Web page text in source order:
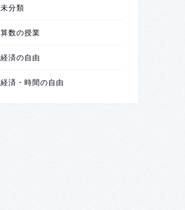
未分類
算数の授業
経済の自由
経済・時間の自由